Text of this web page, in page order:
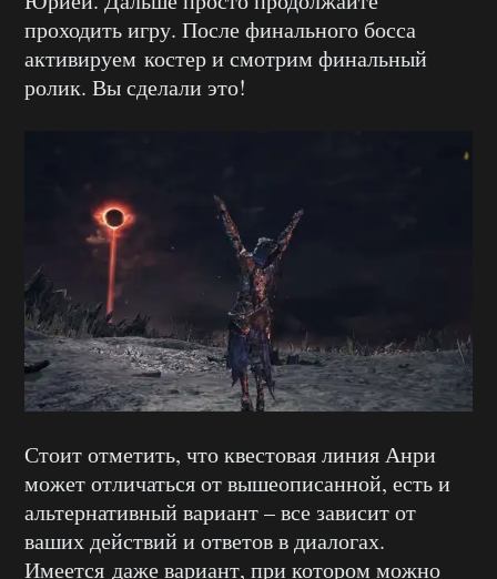
проходить игру. После финального босса
активируем костер и смотрим финальный
ролик. Вы сделали это!
Стоит отметить, что квестовая линия Анри
может отличаться от вышеописанной, есть и
альтернативный вариант – все зависит от
ваших действий и ответов в диалогах.
Имеется даже вариант, при котором можно